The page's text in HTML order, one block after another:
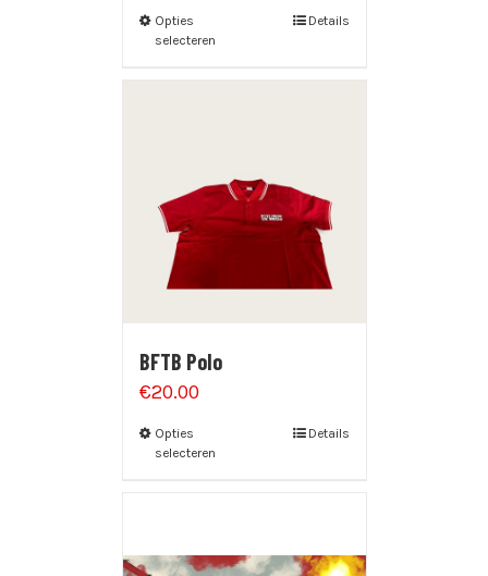
Opties
selecteren
Details
BFTB Polo
€20.00
Opties
selecteren
Details